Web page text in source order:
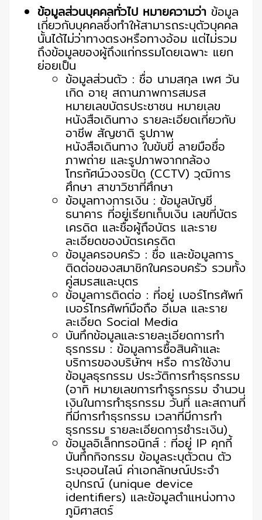
ข้อมูลส่วนบุคคลทั่วไป หมายความว่า ข้อมูล
เกี่ยวกับบุคคลซึ่งทำให้สามารถระบุตัวบุคคล
นั้นได้ไม่ว่าทางตรงหรือทางอ้อม แต่ไม่รวม
ถึงข้อมูลของผู้ถึงแก่กรรมโดยเฉพาะ แยก
ย่อยเป็น
ข้อมูลส่วนตัว : ชื่อ นามสกุล เพศ วัน
เกิด อายุ สถานภาพการสมรส
หมายเลขบัตรประชาชน หมายเลข
หนังสือเดินทาง รายละเอียดเกี่ยวกับ
อาชีพ สัญชาติ รูปภาพ
หนังสือเดินทาง ใบขับขี่ ลายมือชื่อ
ภาพถ่าย และรูปภาพจากกล้อง
โทรทัศน์วงจรปิด (CCTV) วุฒิการ
ศึกษา สาขาวิชาที่ศึกษา
ข้อมูลทางการเงิน : ข้อมูลบัญชี
ธนาคาร ที่อยู่เรียกเก็บเงิน เลขที่บัตร
เครดิต และชื่อผู้ถือบัตร และราย
ละเอียดของบัตรเครดิต
ข้อมูลครอบครัว : ชื่อ และข้อมูลการ
ติดต่อของสมาชิกในครอบครัว รวมทั้ง
คู่สมรสและบุตร
ข้อมูลการติดต่อ : ที่อยู่ เบอร์โทรศัพท์
เบอร์โทรศัพท์มือถือ อีเมล และราย
ละเอียด Social Media
บันทึกข้อมูลและรายละเอียดการทำ
ธุรกรรม : ข้อมูลการซื้อสินค้าและ
บริการของบริษัทฯ หรือ การใช้งาน
ข้อมูลธุรกรรม ประวัติการทำธุรกรรม
(อาทิ หมายเลขการทำธูรกรรม จำนวน
เงินในการทำธุรกรรม วันที่ และสถานที่
ที่มีการทำธุรกรรม เวลาที่มีการทำ
ธุรกรรม รายละเอียดการชำระเงิน)
ข้อมูลอิเล็กทรอนิกส์ : ที่อยู่ IP คุกกี้
บันทึกกิจกรรม ข้อมูลระบุตัวตน ตัว
ระบุออนไลน์ ค่าเอกลักษณ์ประจำ
อุปกรณ์ (unique device
identifiers) และข้อมูลตำแหน่งทาง
ภูมิศาสตร์